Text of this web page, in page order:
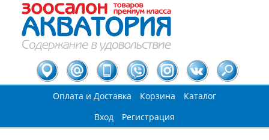
Оплата и Доставка Корзина
Каталог
Вход
Регистрация